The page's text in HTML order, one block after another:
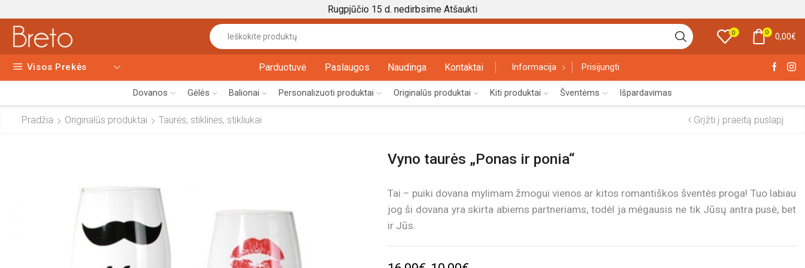
Rugpjūčio 15 d. nedirbsime Atšaukti
input
0 0 0,00€
Visos Prekės Parduotuvė Paslaugos Naudinga Kontaktai Informacija Prisijungti
Dovanos Gėlės Balionai Personalizuoti produktai Originalūs produktai Kiti produktai Šventėms Išpardavimas
Pradžia Originalūs produktai Taurės, stiklinės, stikliukai Grįžti į praeitą puslapį
Vyno taurės „Ponas ir ponia“
Tai – puiki dovana mylimam žmogui vienos ar kitos romantiškos šventės proga! Tuo labiau
jog ši dovana yra skirta abiems partneriams, todėl ja mėgausis ne tik Jūsų antra pusė, bet
ir Jūs.